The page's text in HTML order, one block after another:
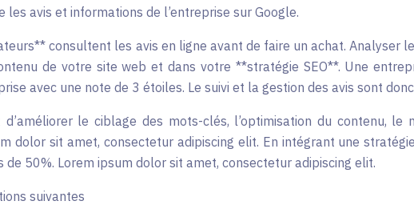
les avis et informations de l’entreprise sur Google.
consultent les avis en ligne avant de faire un achat.
de votre site web et dans votre **stratégie SEO**. Une
avec une note de 3 étoiles. Le suivi et la gestion des avis sont
le ciblage des mots-clés, l’optimisation du contenu,
dolor sit amet, consectetur adipiscing elit. En intégrant une
50%. Lorem ipsum dolor sit amet, consectetur adipiscing elit.
suivantes